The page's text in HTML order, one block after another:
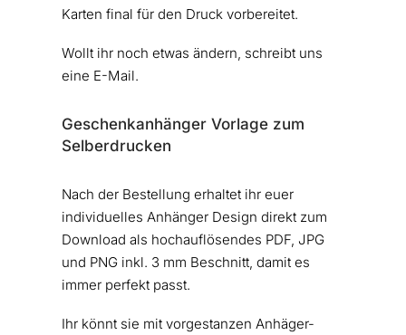
Karten final für den Druck vorbereitet.
Wollt ihr noch etwas ändern, schreibt uns
eine E-Mail.
Geschenkanhänger Vorlage zum
Selberdrucken
Nach der Bestellung erhaltet ihr euer
individuelles Anhänger Design direkt zum
Download als hochauflösendes PDF, JPG
und PNG inkl. 3 mm Beschnitt, damit es
immer perfekt passt.
Ihr könnt sie mit vorgestanzen Anhäger-